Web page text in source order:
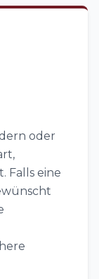
oder
Falls eine